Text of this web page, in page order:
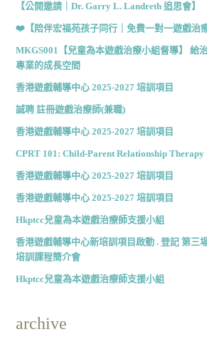
【公開邀請｜Dr. Garry L. Landreth 追思會】
❤️【陪伴宏福苑孩子同行｜免費一對一遊戲治
MKGS001【兒童為本遊戲治療小組督導】 給
專業的成長空間
香港遊戲輔導中心 2025-2027 培訓項目
誠聘 註冊遊戲治療師(兼職)
香港遊戲輔導中心 2025-2027 培訓項目
CPRT 101: Child-Parent Relationship Therapy
香港遊戲輔導中心 2025-2027 培訓項目
香港遊戲輔導中心 2025-2027 培訓項目
Hkptcc兒童為本遊戲治療師支援小組
香港遊戲輔導中心新培訓項目啟動 . 登記 第三
培訓課程簡介會
Hkptcc兒童為本遊戲治療師支援小組
archive